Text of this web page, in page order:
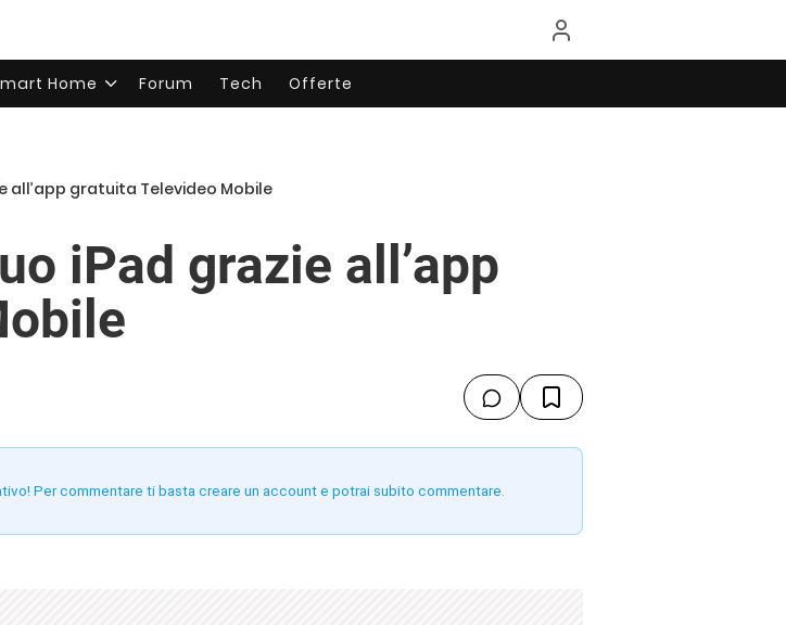
Home Forum Tech Offerte
all’app gratuita Televideo Mobile
iPad grazie all’app
Per commentare ti basta creare un account e potrai subito commentare.